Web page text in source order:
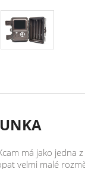
má jako
velmi malé